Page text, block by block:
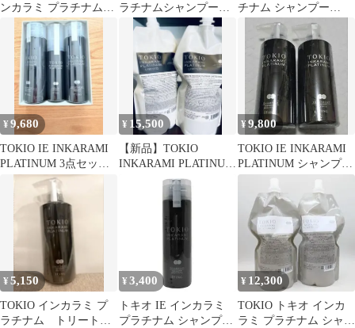
ンカラミ プラチナム
700 セット Dr.Jr
ラチナムシャンプー
400mlトリートメント
チナム シャンプー
400ml TOKIO IE
INKARAMI
¥9,680
TOKIO IE INKARAMI
PLATINUM 3点セッ
ト 箱無
¥ 15,500
【新品】TOKIO
INKARAMI PLATINUM
LIMITED
¥9,800
TOKIO IE INKARAMI
PLATINUM シャンプー
トリートメント
¥5,150
TOKIO インカラミ プ
ラチナム トリートメ
¥ 3,400
トキオ IE インカラミ
プラチナム シャンプー
¥ 12,300
TOKIO トキオ インカ
ラミ プラチナム シャン